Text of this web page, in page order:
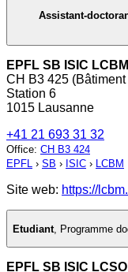
Assistant-
EPFL SB ISIC LCBM
CH B3 425
Station 6
1015 Lausanne
+41 21 693 31 32
Office: CH B3 424
EPFL › SB › ISIC › LCBM
Site web: https://
Etudiant Programme
EPFL SB ISIC LCSO